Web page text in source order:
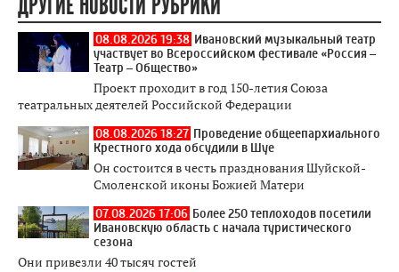
08.08.2026 19:38 Ивановский музыкальный театр
участвует во Всероссийском фестивале «Россия –
Театр – Общество»
Проект проходит в год 150-летия Союза
театральных деятелей Российской Федерации
08.08.2026 18:27 Проведение общеепархиального
Крестного хода обсудили в Шуе
Он состоится в честь празднования Шуйской-
Смоленской иконы Божией Матери
07.08.2026 17:06 Более 250 теплоходов посетили
Ивановскую область с начала туристического
сезона
Они привезли 40 тысяч гостей